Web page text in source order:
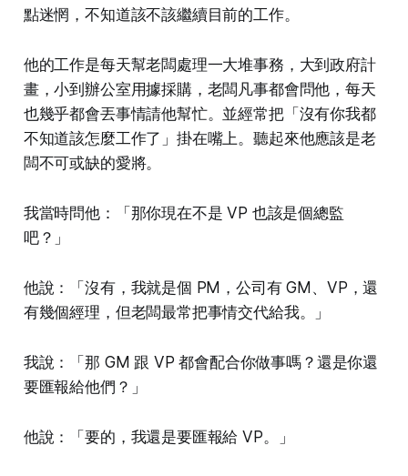
點迷惘，不知道該不該繼續目前的工作。
他的工作是每天幫老闆處理一大堆事務，大到政府計
畫，小到辦公室用據採購，老闆凡事都會問他，每天
也幾乎都會丟事情請他幫忙。並經常把「沒有你我都
不知道該怎麼工作了」掛在嘴上。聽起來他應該是老
闆不可或缺的愛將。
我當時問他：「那你現在不是 VP 也該是個總監
吧？」
他說：「沒有，我就是個 PM，公司有 GM、VP，還
有幾個經理，但老闆最常把事情交代給我。」
我說：「那 GM 跟 VP 都會配合你做事嗎？還是你還
要匯報給他們？」
他說：「要的，我還是要匯報給 VP。」